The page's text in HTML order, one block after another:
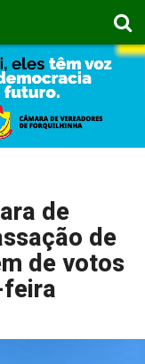
de
de
de votos